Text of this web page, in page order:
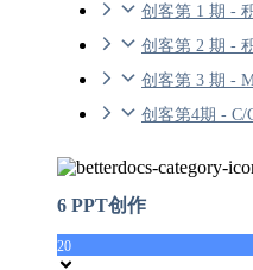
创客第 1 期 -
创客第 2 期 -
创客第 3 期 -
创客第4期 - C/
6 PPT创作
20